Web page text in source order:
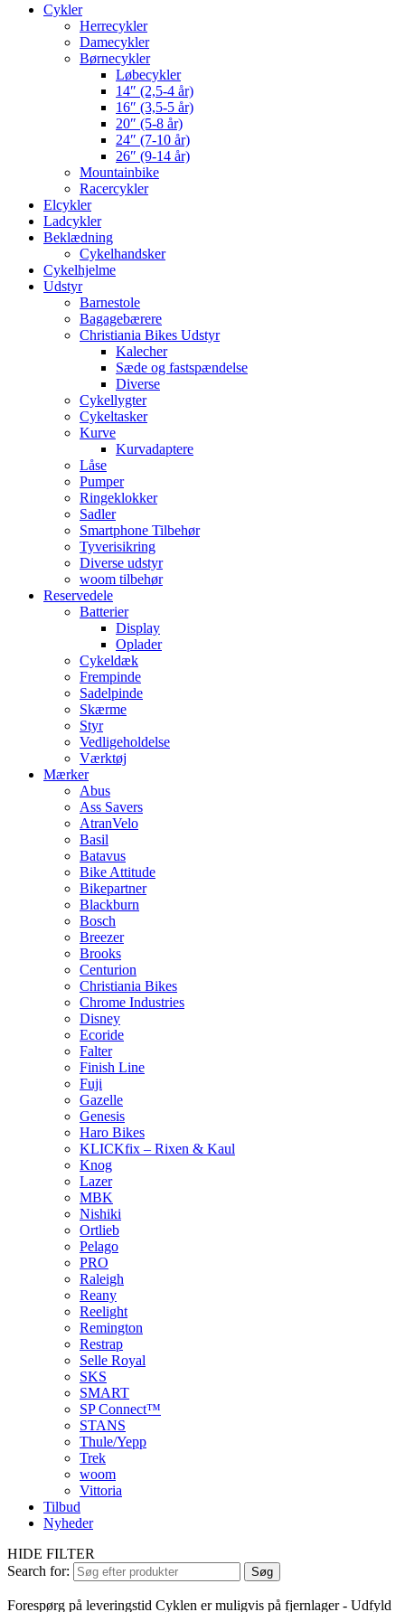
Cykler
Herrecykler
Damecykler
Børnecykler
Løbecykler
14″ (2,5-4 år)
16″ (3,5-5 år)
20″ (5-8 år)
24″ (7-10 år)
26″ (9-14 år)
Mountainbike
Racercykler
Elcykler
Ladcykler
Beklædning
Cykelhandsker
Cykelhjelme
Udstyr
Barnestole
Bagagebærere
Christiania Bikes Udstyr
Kalecher
Sæde og fastspændelse
Diverse
Cykellygter
Cykeltasker
Kurve
Kurvadaptere
Låse
Pumper
Ringeklokker
Sadler
Smartphone Tilbehør
Tyverisikring
Diverse udstyr
woom tilbehør
Reservedele
Batterier
Display
Oplader
Cykeldæk
Frempinde
Sadelpinde
Skærme
Styr
Vedligeholdelse
Værktøj
Mærker
Abus
Ass Savers
AtranVelo
Basil
Batavus
Bike Attitude
Bikepartner
Blackburn
Bosch
Breezer
Brooks
Centurion
Christiania Bikes
Chrome Industries
Disney
Ecoride
Falter
Finish Line
Fuji
Gazelle
Genesis
Haro Bikes
KLICKfix – Rixen & Kaul
Knog
Lazer
MBK
Nishiki
Ortlieb
Pelago
PRO
Raleigh
Reany
Reelight
Remington
Restrap
Selle Royal
SKS
SMART
SP Connect™
STANS
Thule/Yepp
Trek
woom
Vittoria
Tilbud
Nyheder
HIDE FILTER
Search for:
Søg
Forespørg på leveringstid Cyklen er muligvis på fjernlager - Udfyld